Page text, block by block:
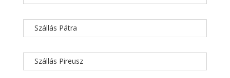
Szállás Pátra
Szállás Pireusz